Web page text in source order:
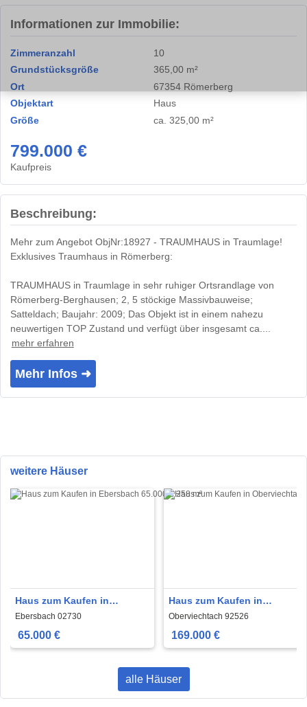
Informationen zur Immobilie:
Zimmeranzahl
10
Grundstücksgröße
365,00 m²
Ort
67354 Römerberg
Objektart
Haus
Größe
ca. 325,00 m²
799.000 €
Kaufpreis
Beschreibung:
Mehr zum Angebot ObjNr:18927 - TRAUMHAUS in Traumlage!
Exklusives Traumhaus in Römerberg:
TRAUMHAUS in Traumlage in sehr ruhiger Ortsrandlage von
Römerberg-Berghausen; 2, 5 stöckige Massivbauweise;
Satteldach; Baujahr: 2009; Das Objekt ist in einem nahezu
neuwertigen TOP Zustand und verfügt über insgesamt ca....
mehr erfahren
Mehr Infos ➜
weitere Häuser
Haus zum Kaufen in
Ebersbach 65.000 € 258 m²
Ebersbach 02730
65.000 €
Haus zum Kaufen in
Oberviechtach 169.000 €
239 m²
Oberviechtach 92526
169.000 €
alle Häuser